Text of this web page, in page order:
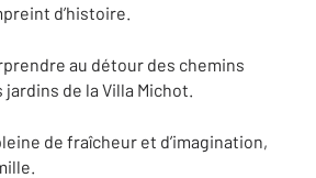
d’histoire.
au détour des chemins
de la Villa Michot.
de fraîcheur et d’imagination,